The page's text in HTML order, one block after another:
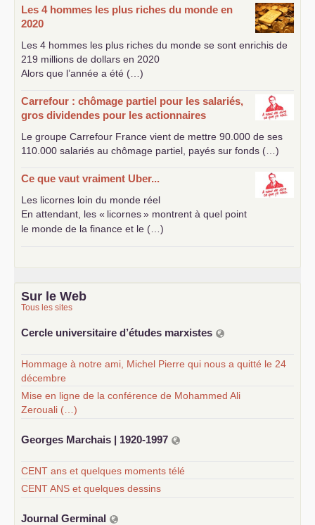
Les 4 hommes les plus riches du monde en
2020
Les 4 hommes les plus riches du monde se sont enrichis de
219 millions de dollars en 2020
Alors que l’année a été (…)
Carrefour : chômage partiel pour les salariés,
gros dividendes pour les actionnaires
Le groupe Carrefour France vient de mettre 90.000 de ses
110.000 salariés au chômage partiel, payés sur fonds (…)
Ce que vaut vraiment Uber...
Les licornes loin du monde réel
En attendant, les « licornes» montrent à quel point
le monde de la finance et le (…)
Sur le Web
Tous les sites
Cercle universitaire d’études marxistes
Hommage à notre ami, Michel Pierre qui nous a quitté le 24
décembre
Mise en ligne de la conférence de Mohammed Ali
Zerouali (…)
Georges Marchais | 1920-1997
CENT ans et quelques moments télé
CENT ANS et quelques dessins
Journal Germinal